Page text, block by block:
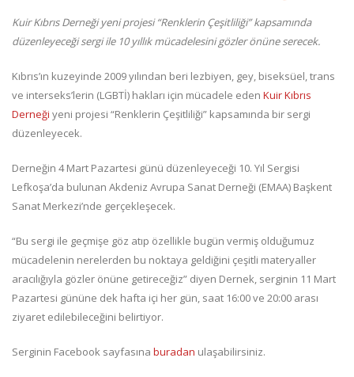
Kuir Kıbrıs Derneği yeni projesi “Renklerin Çeşitliliği” kapsamında
düzenleyeceği sergi ile 10 yıllık mücadelesini gözler önüne serecek.
Kıbrıs’ın kuzeyinde 2009 yılından beri lezbiyen, gey, biseksüel, trans
ve interseks’lerin (LGBTİ) hakları için mücadele eden Kuir Kıbrıs
Derneği yeni projesi “Renklerin Çeşitliliği” kapsamında bir sergi
düzenleyecek.
Derneğin 4 Mart Pazartesi günü düzenleyeceği 10. Yıl Sergisi
Lefkoşa’da bulunan Akdeniz Avrupa Sanat Derneği (EMAA) Başkent
Sanat Merkezi’nde gerçekleşecek.
“Bu sergi ile geçmişe göz atıp özellikle bugün vermiş olduğumuz
mücadelenin nerelerden bu noktaya geldiğini çeşitli materyaller
aracılığıyla gözler önüne getireceğiz” diyen Dernek, serginin 11 Mart
Pazartesi gününe dek hafta içi her gün, saat 16:00 ve 20:00 arası
ziyaret edilebileceğini belirtiyor.
Serginin Facebook sayfasına buradan ulaşabilirsiniz.